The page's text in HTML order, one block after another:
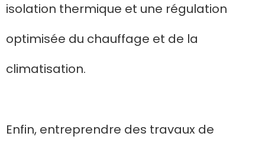
isolation thermique et une régulation
optimisée du chauffage et de la
climatisation.
Enfin, entreprendre des travaux de